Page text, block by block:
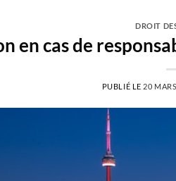
DROIT
en cas de
PUBLIÉ LE 20